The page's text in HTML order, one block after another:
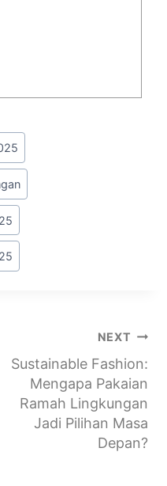
NEXT
Sustainable Fashion:
Mengapa Pakaian
Ramah Lingkungan
Jadi Pilihan Masa
Depan?